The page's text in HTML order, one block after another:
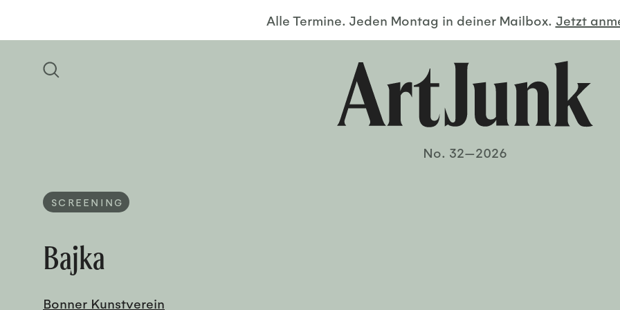
Alle Termine. Jeden Montag in deiner Mailbox. Jetzt
No. 32—2026
SCREENING
Bajka
Bonner Kunstverein